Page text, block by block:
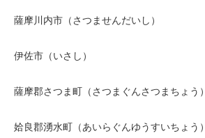
薩摩川内市（さつませんだいし）
伊佐市（いさし）
薩摩郡さつま町（さつまぐんさつまちょう）
姶良郡湧水町（あいらぐんゆうすいちょう）